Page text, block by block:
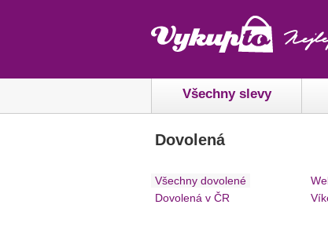
Všechny slevy
Dovolená
Všechny dovolené
Dovolená v ČR